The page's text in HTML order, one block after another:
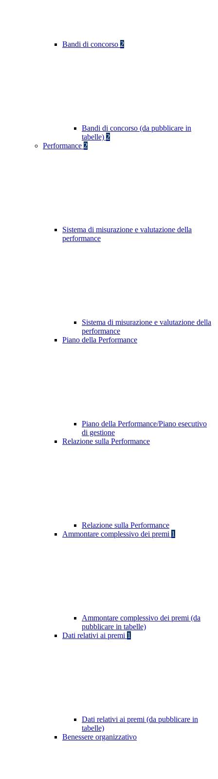
Bandi di concorso 2
Bandi di concorso (da pubblicare in
tabelle) 2
Performance 2
Sistema di misurazione e valutazione della
performance
Sistema di misurazione e valutazione della
performance
Piano della Performance
Piano della Performance/Piano esecutivo
di gestione
Relazione sulla Performance
Relazione sulla Performance
Ammontare complessivo dei premi 1
Ammontare complessivo dei premi (da
pubblicare in tabelle)
Dati relativi ai premi 1
Dati relativi ai premi (da pubblicare in
tabelle)
Benessere organizzativo